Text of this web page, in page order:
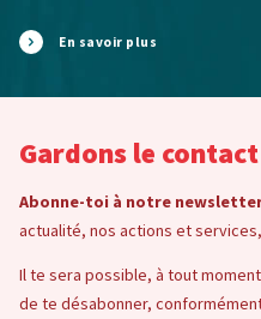
En savoir plus
Gardons le
Abonne-toi à notre
actualité, nos actions et
Il te sera possible, à tout
de te désabonner,